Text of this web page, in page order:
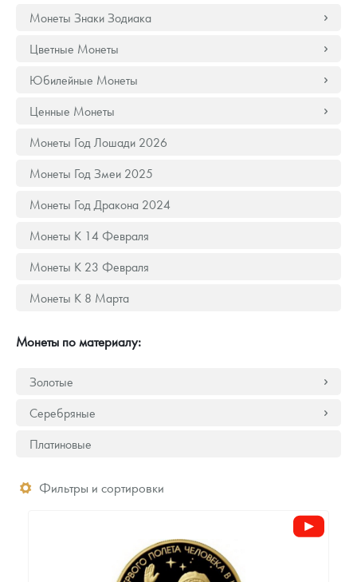
Золотая карманная галерея
Наборы подарочных и коллекционных монет
Монеты и жетоны из недрагоценных металлов
Книги по нумизматике
Монеты Знаки Зодиака
Цветные Монеты
Юбилейные Монеты
Ценные Монеты
Монеты Год Лошади 2026
Монеты Год Змеи 2025
Монеты Год Дракона 2024
Монеты К 14 Февраля
Монеты К 23 Февраля
Монеты К 8 Марта
Монеты по материалу:
Золотые
Серебряные
Платиновые
Фильтры и сортировки